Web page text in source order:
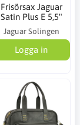
Frisörsax Jaguar
Satin Plus E 5,5"
Jaguar Solingen
Logga in